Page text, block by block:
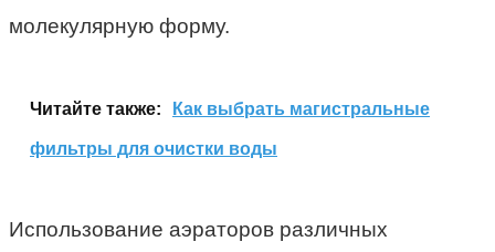
молекулярную форму.
Читайте также: Как выбрать магистральные
фильтры для очистки воды
Использование аэраторов различных